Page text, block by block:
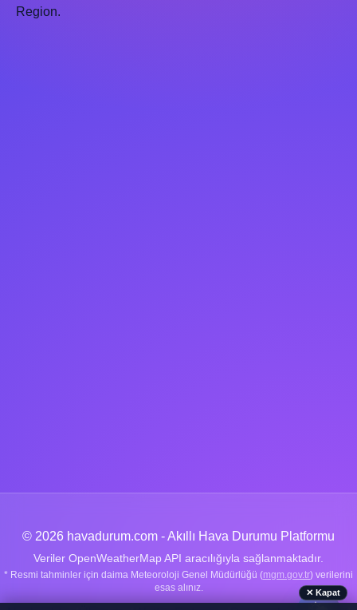
Region.
© 2026 havadurum.com - Akıllı Hava Durumu Platformu
Veriler OpenWeatherMap API aracılığıyla sağlanmaktadır.
* Resmi tahminler için daima Meteoroloji Genel Müdürlüğü (mgm.gov.tr) verilerini
esas alınız.
✕ Kapat